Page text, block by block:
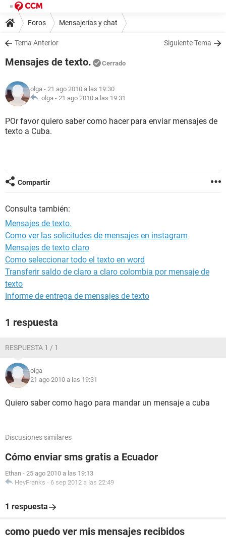
Foros Mensajerías y chat
Tema Anterior Siguiente Tema
Mensajes de texto. Cerrado
olga - 21 ago 2010 a las 19:30
olga - 21 ago 2010 a las 19:31
POr favor quiero saber como hacer para enviar mensajes de
texto a Cuba.
Compartir
Consulta también:
Mensajes de texto.
Como ver las solicitudes de mensajes en instagram
Mensajes de texto claro
Como seleccionar todo el texto en word
Transferir saldo de claro a claro colombia por mensaje de
texto
Informe de entrega de mensajes de texto
1 respuesta
RESPUESTA 1 / 1
olga
21 ago 2010 a las 19:31
Quiero saber como hago para mandar un mensaje a cuba
Discusiones similares
Cómo enviar sms gratis a Ecuador
Ethan - 25 ago 2010 a las 19:13
HeyFranks - 6 sep 2012 a las 22:49
1 respuesta
como puedo ver mis mensajes recibidos